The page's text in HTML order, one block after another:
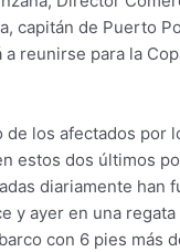
capitán de Puerto
reunirse para la
de los afectados
estos dos últimos
diariamente han
y ayer en una
con 6 pies más